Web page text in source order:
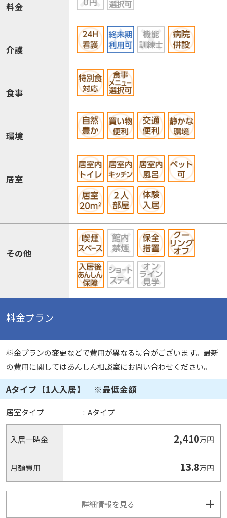
料金
介護
食事
環境
居室
その他
料金プラン
料金プランの変更などで費用が異なる場合がございます。最新
の費用に関してはあんしん相談室にお問い合わせください。
Aタイプ【1人入居】 ※最低金額
居室タイプ : Aタイプ
入居一時金 2,410万円
月額費用 13.8万円
詳細情報を見る